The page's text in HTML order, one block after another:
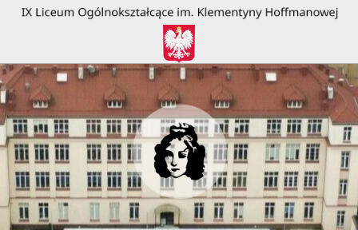
treści